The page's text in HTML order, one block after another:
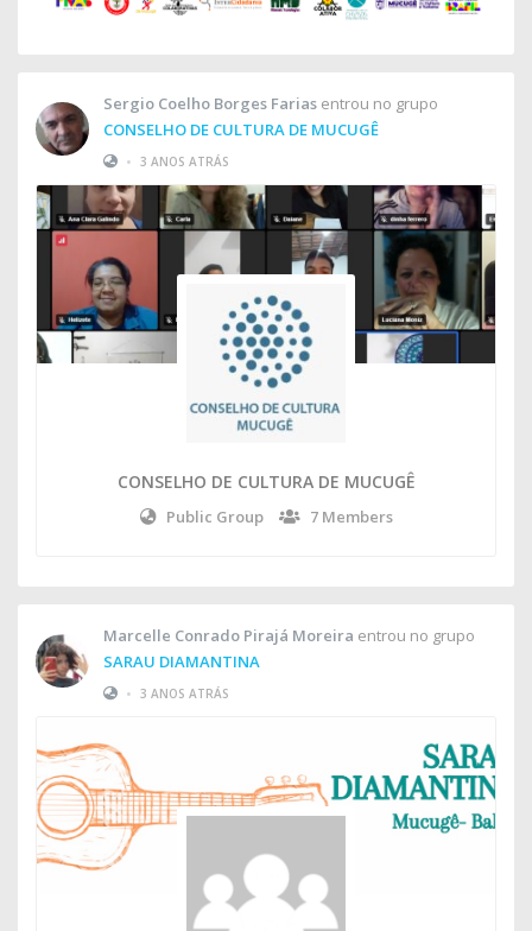
Sergio Coelho Borges Farias entrou no grupo
CONSELHO DE CULTURA DE MUCUGÊ
• 3 ANOS ATRÁS
CONSELHO DE CULTURA DE MUCUGÊ
Public Group 7 Members
Marcelle Conrado Pirajá Moreira entrou no grupo
SARAU DIAMANTINA
• 3 ANOS ATRÁS